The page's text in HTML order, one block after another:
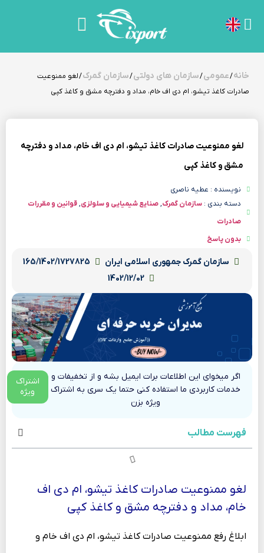
خانه/عمومی/سازمان های دولتی/سازمان گمرک/ لغو ممنوعیت
صادرات کاغذ تیشو، ام دی اف خام، مداد و دفترچه مشق و کاغذ کپی
لغو ممنوعیت صادرات کاغذ تیشو، ام دی اف خام، مداد و دفترچه
مشق و کاغذ کپی
نویسنده : عطیه ناصری
دسته بندی : سازمان گمرک,صنایع شیمیایی و سلولزی,قوانین و مقررات
صادرات
بدون پاسخ
سازمان گمرک جمهوری اسلامی ایران
165/1402/1727825
1402/12/02
اگر میخوای این اطلاعات برات ایمیل بشه و از تخفیفات و
خدمات کاربردی ما استفاده کنی حتما یک سری به اشتراک
ویژه بزن
اشتراک
ویژه
فهرست مطالب
لغو ممنوعیت صادرات کاغذ تیشو، ام دی اف
خام، مداد و دفترچه مشق و کاغذ کپی
ابلاغ رفع ممنوعیت صادرات کاغذ تیشو، ام دی اف خام و